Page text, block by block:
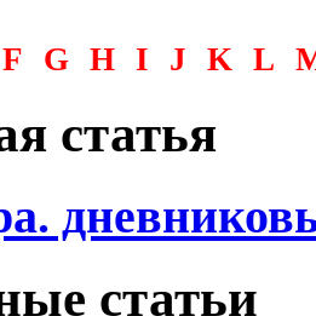
F G H I J K L
статья
статьи